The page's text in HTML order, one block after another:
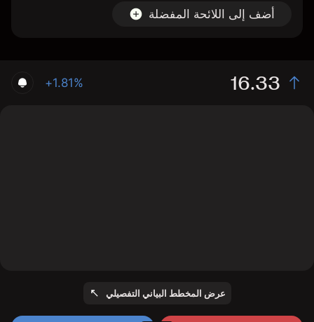
أضف إلى اللائحة المفضلة
16.33
+1.81%
عرض المخطط البياني التفصيلي